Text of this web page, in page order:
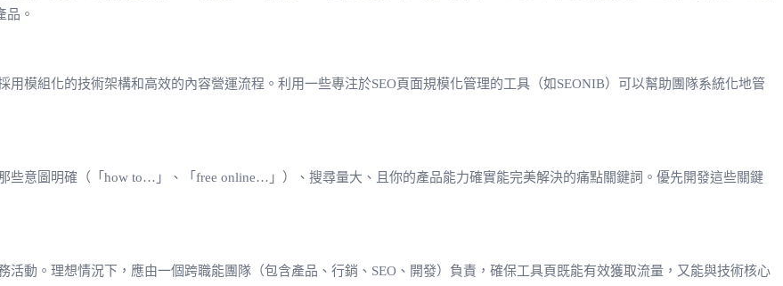
品。
模組化的技術架構和高效的內容營運流程。利用一些專注於SEO頁面規模化管理的工具（如SEONIB）可以幫助團隊系統化地管
些意圖明確（「how to…」、「free online…」）、搜尋量大、且你的產品能力確實能完美解決的痛點關鍵詞。優先開發這些關鍵
動。理想情況下，應由一個跨職能團隊（包含產品、行銷、SEO、開發）負責，確保工具頁既能有效獲取流量，又能與技術核心